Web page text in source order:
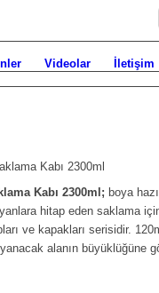
Videolar İletişim
Kabı 2300ml
Kabı 2300ml; boya
hitap eden saklama
ve kapakları serisidir.
alanın büyüklüğüne